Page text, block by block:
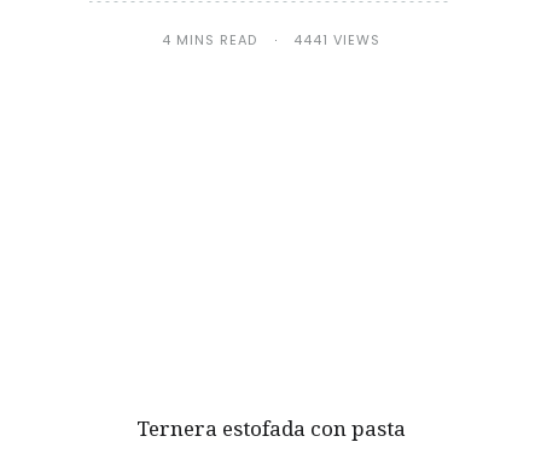
4 MINS READ 4441 VIEWS
Ternera estofada con pasta